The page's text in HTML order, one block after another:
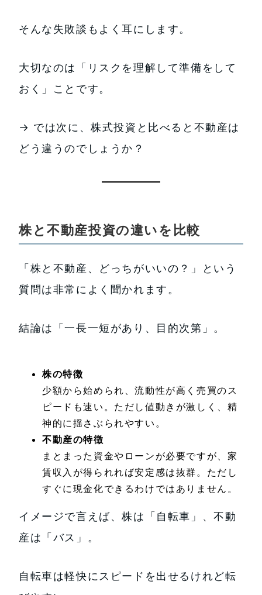
そんな失敗談もよく耳にします。
大切なのは「リスクを理解して準備をして
おく」ことです。
→ では次に、株式投資と比べると不動産は
どう違うのでしょうか？
株と不動産投資の違いを比較
「株と不動産、どっちがいいの？」という
質問は非常によく聞かれます。
結論は「一長一短があり、目的次第」。
株の特徴
少額から始められ、流動性が高く売買のス
ピードも速い。ただし値動きが激しく、精
神的に揺さぶられやすい。
不動産の特徴
まとまった資金やローンが必要ですが、家
賃収入が得られれば安定感は抜群。ただし
すぐに現金化できるわけではありません。
イメージで言えば、株は「自転車」、不動
産は「バス」。
自転車は軽快にスピードを出せるけれど転